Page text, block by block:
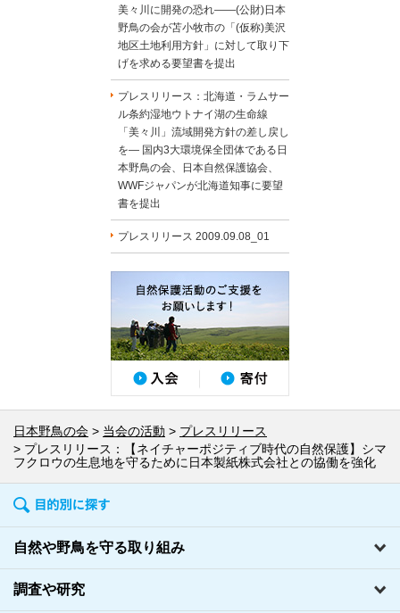
美々川に開発の恐れ――(公財)日本
野鳥の会が苫小牧市の「(仮称)美沢
地区土地利用方針」に対して取り下
げを求める要望書を提出
プレスリリース：北海道・ラムサー
ル条約湿地ウトナイ湖の生命線
「美々川」流域開発方針の差し戻し
を― 国内3大環境保全団体である日
本野鳥の会、日本自然保護協会、
WWFジャパンが北海道知事に要望
書を提出
プレスリリース 2009.09.08_01
日本野鳥の会 当会の活動
プレスリリース
プレスリリース：【ネイチャーポジティブ時代の自然保護】シマ
フクロウの生息地を守るために日本製紙株式会社との協働を強化
自然や野鳥を守る取り組み
調査や研究